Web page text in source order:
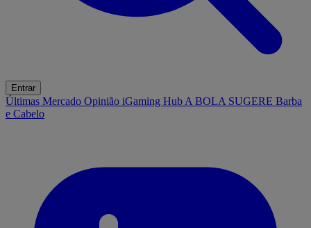
Entrar
Últimas Mercado Opinião iGaming Hub A BOLA SUGERE Barba
e Cabelo